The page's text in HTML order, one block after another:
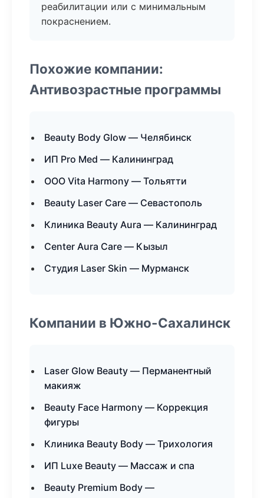
реабилитации или с минимальным
покраснением.
Похожие компании:
Антивозрастные программы
Beauty Body Glow — Челябинск
ИП Pro Med — Калининград
ООО Vita Harmony — Тольятти
Beauty Laser Care — Севастополь
Клиника Beauty Aura — Калининград
Center Aura Care — Кызыл
Студия Laser Skin — Мурманск
Компании в Южно-Сахалинск
Laser Glow Beauty — Перманентный
макияж
Beauty Face Harmony — Коррекция
фигуры
Клиника Beauty Body — Трихология
ИП Luxe Beauty — Массаж и спа
Beauty Premium Body —